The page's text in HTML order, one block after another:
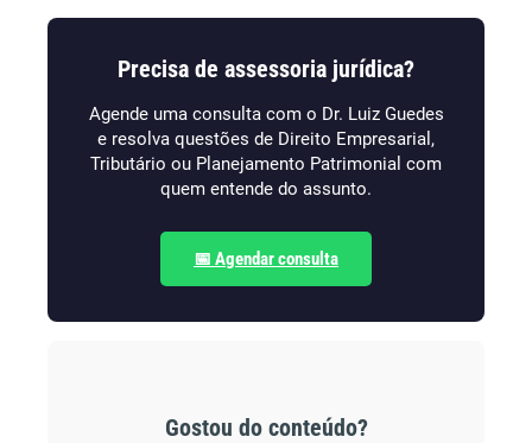
Precisa de assessoria jurídica?
Agende uma consulta com o Dr. Luiz Guedes
e resolva questões de Direito Empresarial,
Tributário ou Planejamento Patrimonial com
quem entende do assunto.
📅 Agendar consulta
Gostou do conteúdo?